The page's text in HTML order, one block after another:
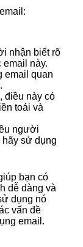
nhận biết rõ
này.
email quan
điều này có
toái và
người
hãy sử dụng
bạn có
dễ dàng và
dụng nó
vấn đề
email.